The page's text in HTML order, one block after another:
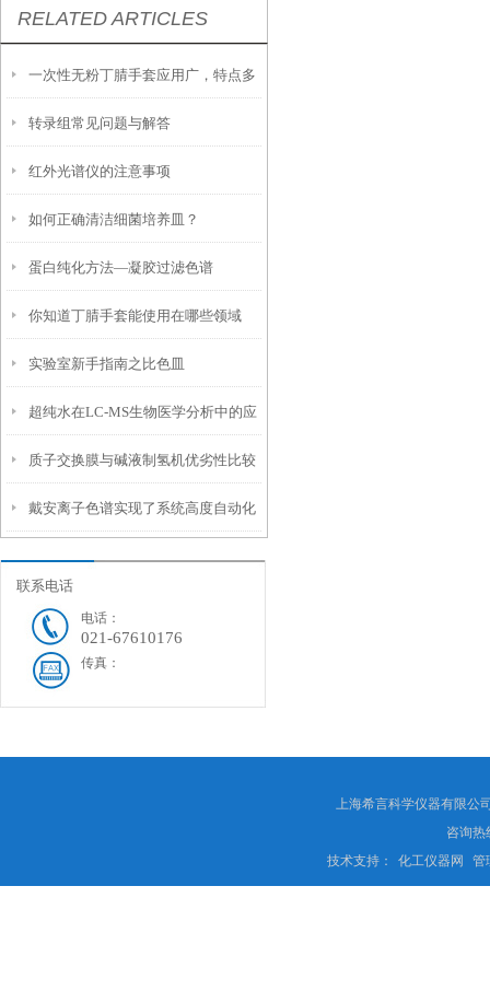
RELATED ARTICLES
一次性无粉丁腈手套应用广，特点多
转录组常见问题与解答
红外光谱仪的注意事项
如何正确清洁细菌培养皿？
蛋白纯化方法—凝胶过滤色谱
你知道丁腈手套能使用在哪些领域
吗？
实验室新手指南之比色皿
超纯水在LC-MS生物医学分析中的应
用
质子交换膜与碱液制氢机优劣性比较
戴安离子色谱实现了系统高度自动化
联系电话
电话：
021-67610176
传真：
上海希言科学仪器有限公
咨询热
技术支持：
化工仪器网 管